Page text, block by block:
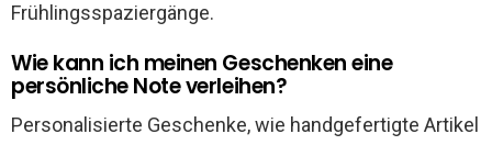
Frühlingsspaziergänge.
Wie kann ich meinen Geschenken eine
persönliche Note verleihen?
Personalisierte Geschenke, wie handgefertigte Artikel